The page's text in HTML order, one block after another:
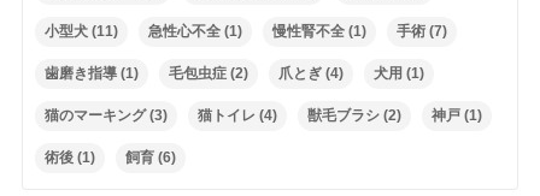
小型犬(11) 急性心不全(1) 慢性腎不全(1) 手術(7)
歯磨き指導(1) 毛包虫症(2) 爪とぎ(4) 犬用 (1)
猫のマーキング(3) 猫トイレ (4) 獣毛ブラシ(2) 神戸(1)
術後(1) 飼育(6)